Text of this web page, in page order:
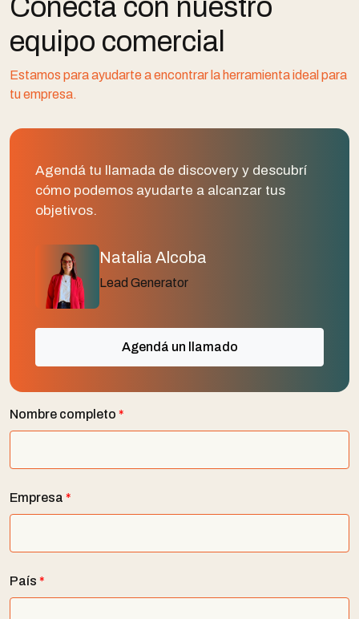
Conectá con nuestro
equipo comercial
Estamos para ayudarte a encontrar la herramienta ideal para
tu empresa.
Agendá tu llamada de discovery y descubrí
cómo podemos ayudarte a alcanzar tus
objetivos.
Natalia Alcoba
Lead Generator
Agendá un llamado
Nombre completo *
Empresa *
País *